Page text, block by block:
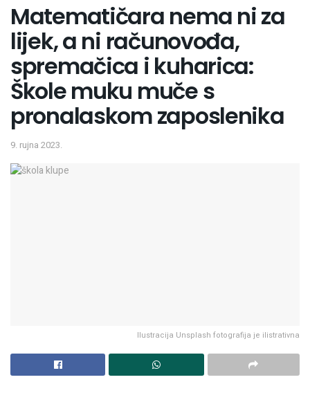
Matematičara nema ni za
lijek, a ni računovođa,
spremačica i kuharica:
Škole muku muče s
pronalaskom zaposlenika
9. rujna 2023.
Ilustracija Unsplash fotografija je ilistrativna